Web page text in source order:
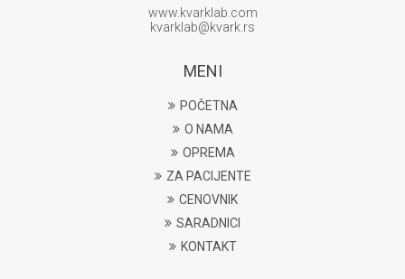
www.kvarklab.com
kvarklab@kvark.rs
MENI
POČETNA
O NAMA
OPREMA
ZA PACIJENTE
CENOVNIK
SARADNICI
KONTAKT